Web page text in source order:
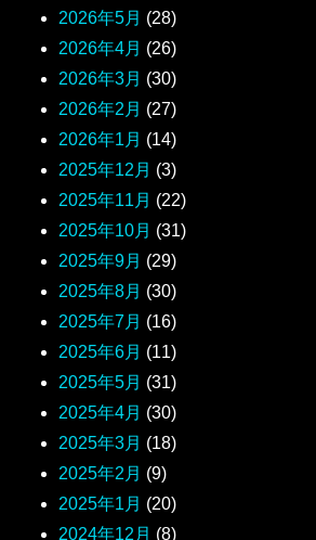
2026年5月 (28)
2026年4月 (26)
2026年3月 (30)
2026年2月 (27)
2026年1月 (14)
2025年12月 (3)
2025年11月 (22)
2025年10月 (31)
2025年9月 (29)
2025年8月 (30)
2025年7月 (16)
2025年6月 (11)
2025年5月 (31)
2025年4月 (30)
2025年3月 (18)
2025年2月 (9)
2025年1月 (20)
2024年12月 (8)